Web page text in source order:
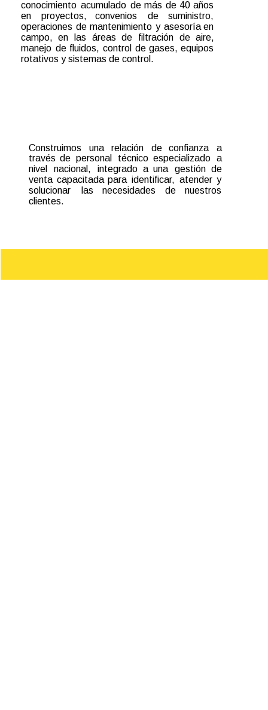
conocimiento acumulado de más de 40 años
en
proyectos, convenios de
suministro,
operaciones de mantenimiento y asesoría en
campo, en las áreas de filtración de aire,
manejo de fluidos, control de gases, equipos
rotativos y sistemas de control.
Construimos una relación de confianza
a
través de personal técnico especializado a
nivel
nacional, integrado a una gestión de
venta capacitada para identificar, atender y
solucionar
las necesidades de
nuestros
clientes.